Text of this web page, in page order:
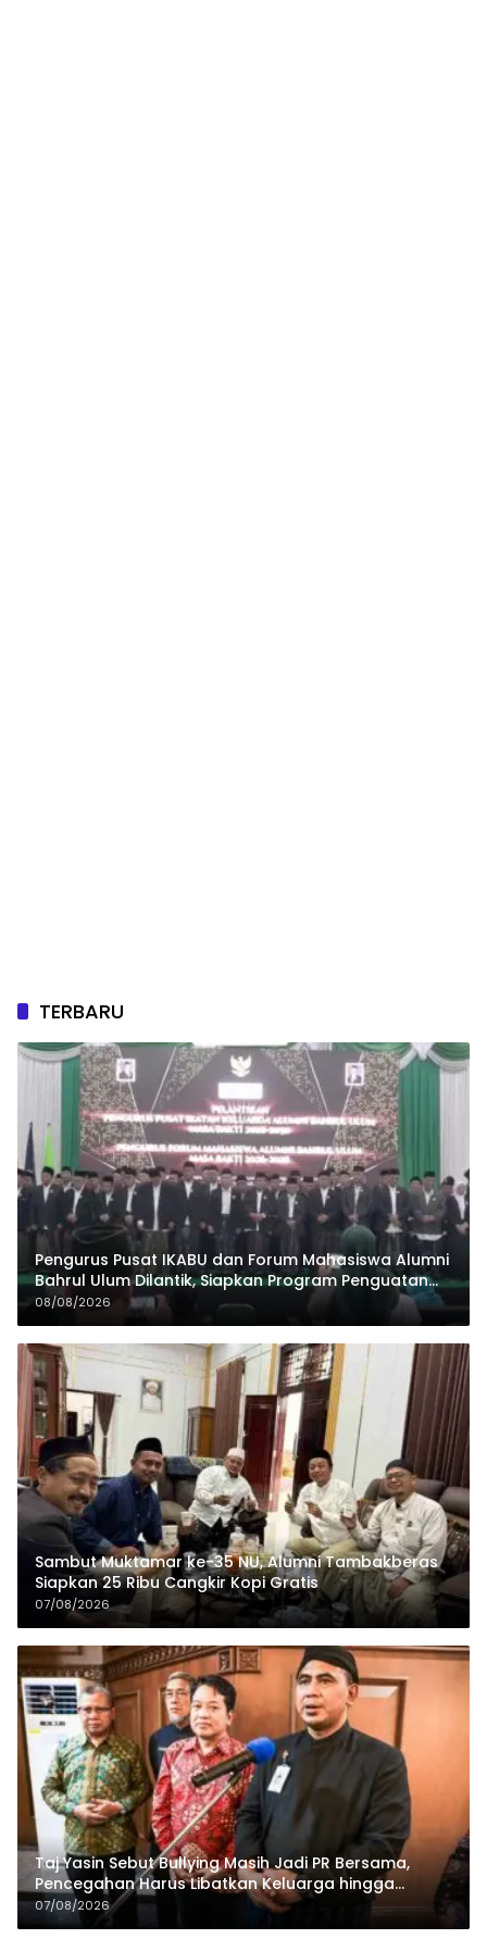
TERBARU
Pengurus Pusat IKABU dan Forum Mahasiswa Alumni
Bahrul Ulum Dilantik, Siapkan Program Penguatan
Organisasi dan Ekonomi
08/08/2026
Sambut Muktamar ke-35 NU, Alumni Tambakberas
Siapkan 25 Ribu Cangkir Kopi Gratis
07/08/2026
Taj Yasin Sebut Bullying Masih Jadi PR Bersama,
Pencegahan Harus Libatkan Keluarga hingga
Pesantren
07/08/2026